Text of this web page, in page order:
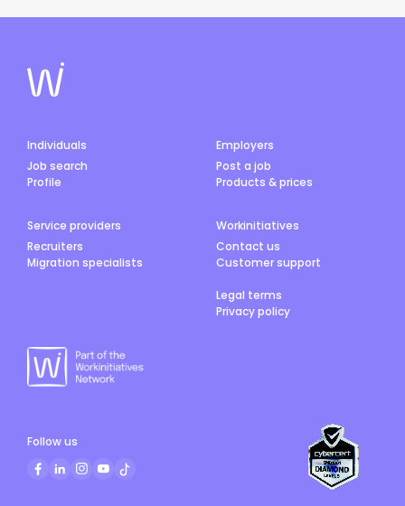
ざいました。ご入力されたメールアドレスへ確認メール
貸とシェアに関する注意点 すべて JAMS.TVトップページ
オーストラリアニュース イベント JAMS.TVからのお知ら
せ お得／割引 グルメ 教育／留学／習い事 旅行／観光 医
祭 エンタメ／スポーツ ビジネス 日系コミュニティ エリ
アを指定してください ニューサウスウェールズ州 (NSW)
クイーンズランド州 (QLD)ビクトリア州 (VIC)南オース
てください ニューサウスウェールズ州 (NSW)クイーンズ
ランド州 (QLD)ビクトリア州 (VIC)南オーストラリア州
(SA)西オーストラリア州 (WA)タスマニア州 (TAS)首都
ニューサウスウェールズ州 (NSW)クイーンズランド州
(QLD)ビクトリア州 (VIC)南オーストラリア州 (SA)西オ
(ACT)北部準州 (NT) エリアを指定してください ニューサ
ウスウェールズ州 (NSW)クイーンズランド州 (QLD)ビク
トリア州 (VIC)南オーストラリア州 (SA)西オーストラリ
ア州 (WA)タスマニア州 (TAS)首都特別地域 (ACT)北部
ルズ州 (NSW)クイーンズランド州 (QLD)ビクトリア州
(VIC)南オーストラリア州 (SA)西オーストラリア州
(WA)タスマニア州 (TAS)首都特別地域 (ACT)北部準州
(NT) 帰国後のクラシファイド情報 住まい求人 日本への帰
しい方ばかりです！ 詳細は下記に問い合わせお願いしま
👌 (できればメッセージだと助かります) ほのか
0422943918 周辺エリアの求人 周辺エリアの求人をマッ
プから探す Pick Up 医療／保険 歯ぐきから血が出る？歯
で注目の投資エリアとは？ Orion Star Property
2026.07.30 不動産／住宅／引越 オーストラリアのリフォ
ーム・リノベーション費用を徹底解説 Jams.TV PR
2026.07.27 教育／留学／習い事 オーストラリアで永住権
につながる学校・仕事・進学先を徹底解説 Jams.TV PR
2026.07.22 美容／健康 初回限定ネイル98ドル！シドニ
ーCBDで通えるネイル＆まつパ Jams.TV PR 2026.07.14
催 Jams.TV PR 2026.07.04 【オーストラリアの歯医者
Q&A】日本人からよくある質問10選 Jams.TV PR
2026.07.03 ショッピング 【2026年版】オーストラリア
グルメ 31種の甘い誘惑、ホットチョコレートの祭典へよ
メルボルン最大級の映画祭 2026.08.03 グルメ 一口で幸
Individuals
Job search
Profile
Employers
Post a job
Products & prices
Service providers
Recruiters
Migration specialists
Workinitiatives
Contact us
Customer support
Legal terms
Privacy policy
Follow us